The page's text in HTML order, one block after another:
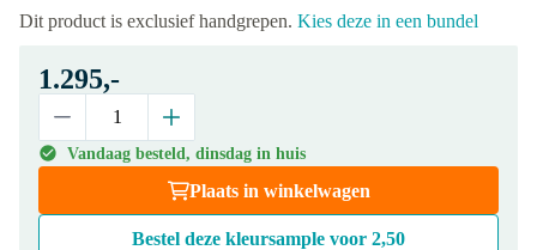
Dit product is exclusief handgrepen. Kies deze in een bundel
1.295,-
Vandaag besteld, dinsdag in huis
Plaats in winkelwagen
Bestel deze kleursample voor 2,50